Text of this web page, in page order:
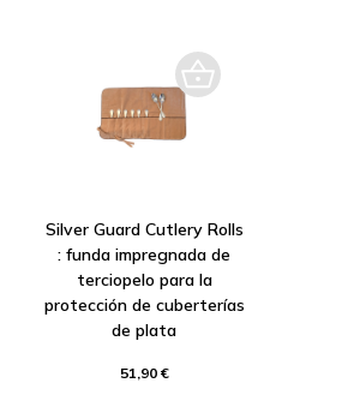
Silver Guard Cutlery Rolls
: funda impregnada de
terciopelo para la
protección de cuberterías
de plata
51,90 €